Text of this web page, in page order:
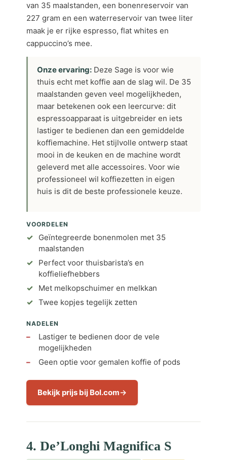
van 35 maalstanden, een bonenreservoir van
227 gram en een waterreservoir van twee liter
maak je er rijke espresso, flat whites en
cappuccino’s mee.
Onze ervaring: Deze Sage is voor wie
thuis echt met koffie aan de slag wil. De 35
maalstanden geven veel mogelijkheden,
maar betekenen ook een leercurve: dit
espressoapparaat is uitgebreider en iets
lastiger te bedienen dan een gemiddelde
koffiemachine. Het stijlvolle ontwerp staat
mooi in de keuken en de machine wordt
geleverd met alle accessoires. Voor wie
professioneel wil koffiezetten in eigen
huis is dit de beste professionele keuze.
VOORDELEN
Geïntegreerde bonenmolen met 35
maalstanden
Perfect voor thuisbarista’s en
koffieliefhebbers
Met melkopschuimer en melkkan
Twee kopjes tegelijk zetten
NADELEN
Lastiger te bedienen door de vele
mogelijkheden
Geen optie voor gemalen koffie of pods
Bekijk prijs bij Bol.com
4. De’Longhi Magnifica S